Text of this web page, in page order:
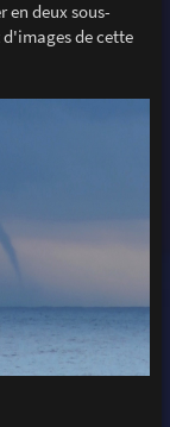
en deux sous-
de cette